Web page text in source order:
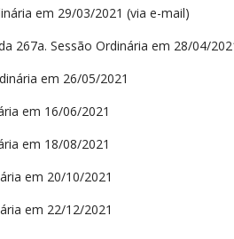
em 29/03/2021 (via e-mail)
267a. Sessão Ordinária em 28/04/
em 26/05/2021
em 16/06/2021
em 18/08/2021
em 20/10/2021
em 22/12/2021